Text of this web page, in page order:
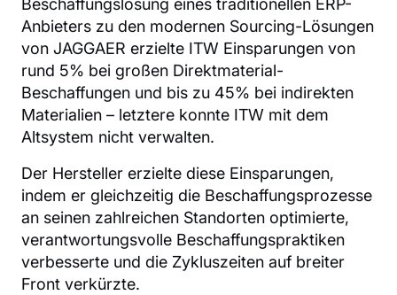
Beschaffungslösung eines traditionellen ERP-
Anbieters zu den modernen Sourcing-Lösungen
von JAGGAER erzielte ITW Einsparungen von
rund 5% bei großen Direktmaterial-
Beschaffungen und bis zu 45% bei indirekten
Materialien – letztere konnte ITW mit dem
Altsystem nicht verwalten.
Der Hersteller erzielte diese Einsparungen,
indem er gleichzeitig die Beschaffungsprozesse
an seinen zahlreichen Standorten optimierte,
verantwortungsvolle Beschaffungspraktiken
verbesserte und die Zykluszeiten auf breiter
Front verkürzte.